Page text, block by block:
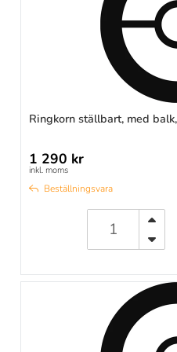
Ringkorn ställbart, med
1 290 kr
inkl. moms
Beställningsvara